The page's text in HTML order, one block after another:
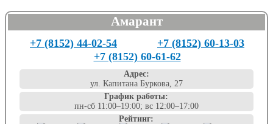
Амарант
+7 (8152) 44-02-54
+7 (8152) 60-13-03
+7 (8152) 60-61-62
Адрес:
ул. Капитана Буркова, 27
График работы:
пн-сб 11:00–19:00; вс 12:00–17:00
Рейтинг: